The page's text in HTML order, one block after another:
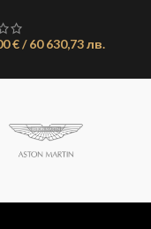
€ / 60 630,73 лв.